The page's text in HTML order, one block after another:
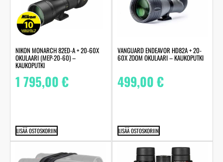
NIKON MONARCH 82ED-A + 20-60X
OKULAARI (MEP-20-60) –
KAUKOPUTKI
1 795,00€
LISÄÄ OSTOSKORIIN
VANGUARD ENDEAVOR HD82A + 20-
60X ZOOM OKULAARI – KAUKOPUTKI
499,00€
LISÄÄ OSTOSKORIIN